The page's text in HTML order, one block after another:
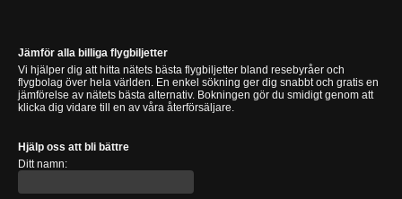
Jämför alla billiga flygbiljetter
Vi hjälper dig att hitta nätets bästa flygbiljetter bland resebyråer och
flygbolag över hela världen. En enkel sökning ger dig snabbt och gratis en
jämförelse av nätets bästa alternativ. Bokningen gör du smidigt genom att
klicka dig vidare till en av våra återförsäljare.
Hjälp oss att bli bättre
Ditt namn: